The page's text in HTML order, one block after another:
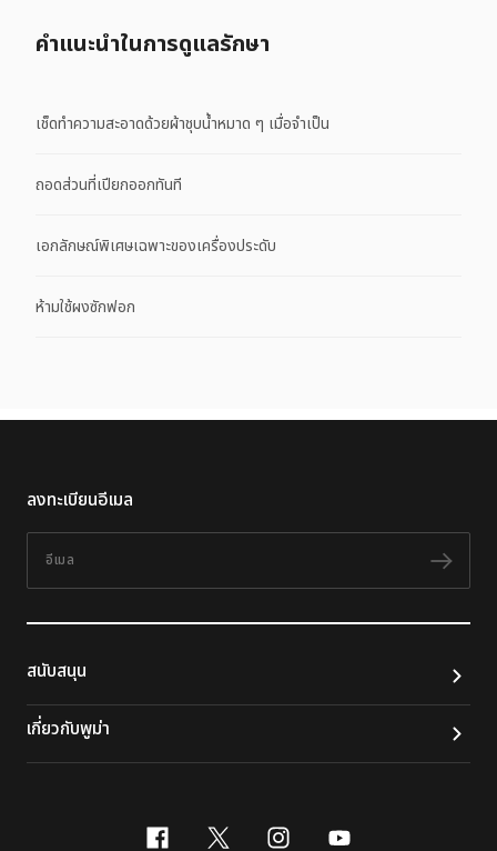
คําแนะนําในการดูแลรักษา
เช็ดทำความสะอาดด้วยผ้าชุบน้ำหมาด ๆ เมื่อจำเป็น
ถอดส่วนที่เปียกออกทันที
เอกลักษณ์พิเศษเฉพาะของเครื่องประดับ
ห้ามใช้ผงซักฟอก
ลงทะเบียนอีเมล
ติดต
สนับสนุน
เกี่ยวกับพูม่า